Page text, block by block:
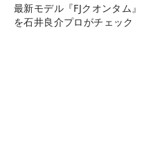
最新モデル『FJクオンタム』
を石井良介プロがチェック